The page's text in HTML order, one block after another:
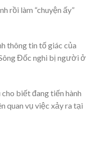
rồi làm “chuyện ấy”
thông tin tố giác của
Đốc nghi bị người ở
biết đang tiến hành
quan vụ việc xảy ra tại